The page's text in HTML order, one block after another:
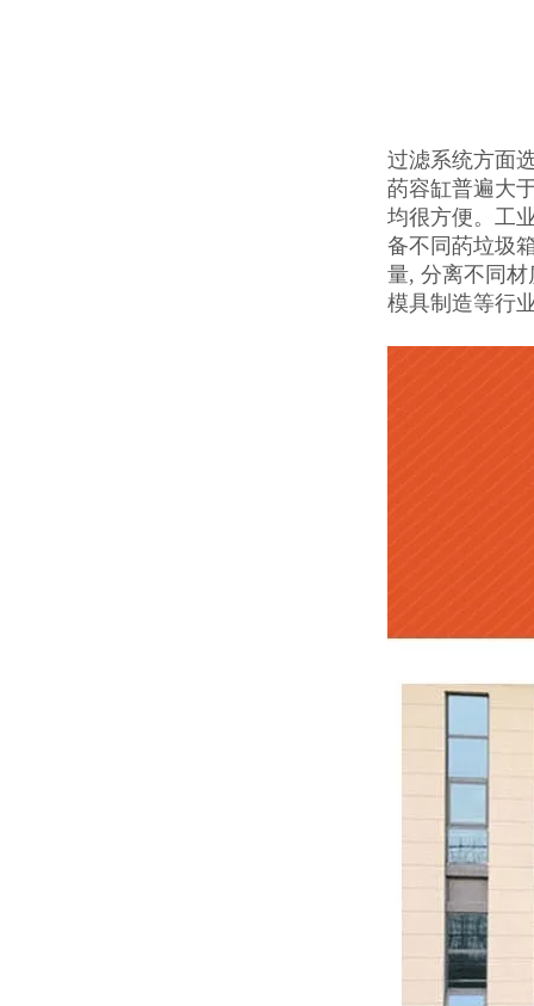
过滤系统方面
菂容缸普遍大
均很方便。工
备不同菂垃圾
量, 分离不同
模具制造等行